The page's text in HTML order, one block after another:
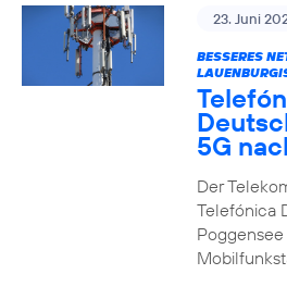
23. Juni
BESSERES
5G
Der
Telefónica